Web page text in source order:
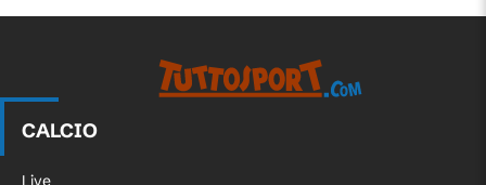
CALCIO
Live